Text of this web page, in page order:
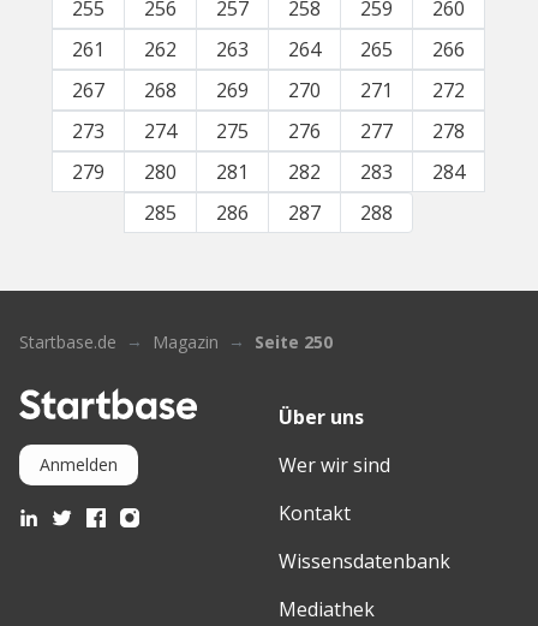
255
256 257 258 259
260
261
262 263 264 265
266
267
268 269 270 271
272
273
274 275 276 277
278
279
280 281 282 283
284
285
286 287 288
Startbase.de Magazin Seite 250
Anmelden
Über uns
Wer wir sind
Kontakt
Wissensdatenbank
Mediathek